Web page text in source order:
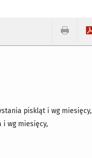
piskląt i wg miesięcy,
i wg miesięcy,